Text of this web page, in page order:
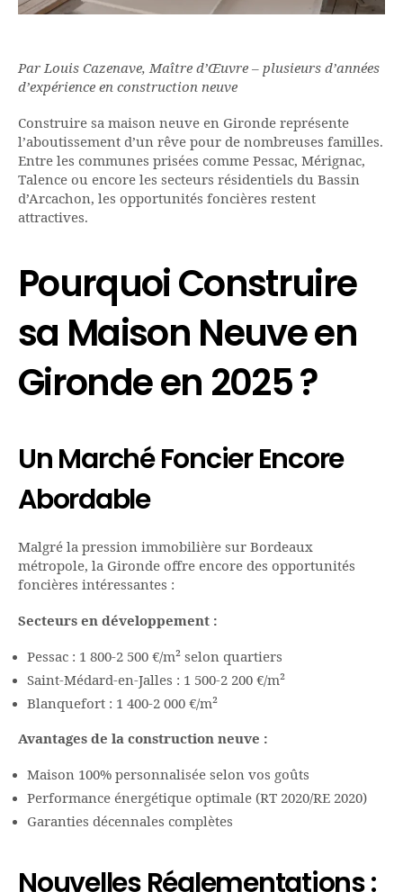
Par Louis Cazenave, Maître d’Œuvre – plusieurs d’années
d’expérience en construction neuve
Construire sa maison neuve en Gironde représente
l’aboutissement d’un rêve pour de nombreuses familles.
Entre les communes prisées comme Pessac, Mérignac,
Talence ou encore les secteurs résidentiels du Bassin
d’Arcachon, les opportunités foncières restent
attractives.
Pourquoi Construire
sa Maison Neuve en
Gironde en 2025 ?
Un Marché Foncier Encore
Abordable
Malgré la pression immobilière sur Bordeaux
métropole, la Gironde offre encore des opportunités
foncières intéressantes :
Secteurs en développement :
Pessac : 1 800-2 500 €/m² selon quartiers
Saint-Médard-en-Jalles : 1 500-2 200 €/m²
Blanquefort : 1 400-2 000 €/m²
Avantages de la construction neuve :
Maison 100% personnalisée selon vos goûts
Performance énergétique optimale (RT 2020/RE 2020)
Garanties décennales complètes
Nouvelles Réglementations :